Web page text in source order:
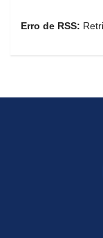
Erro de RSS: